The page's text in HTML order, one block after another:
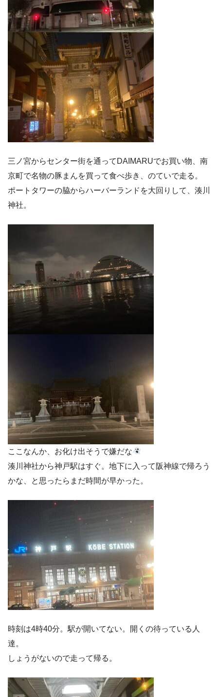
三ノ宮からセンター街を通ってDAIMARUでお買い物、南
京町で名物の豚まんを買って食べ歩き、のていで走る。
ポートタワーの脇からハーバーランドを大回りして、湊川
神社。
ここなんか、お化け出そうで嫌だな
湊川神社から神戸駅はすぐ。地下に入って阪神線で帰ろう
かな、と思ったらまだ時間が早かった。
時刻は4時40分。駅が開いてない。開くの待っている人
達。
しょうがないので走って帰る。